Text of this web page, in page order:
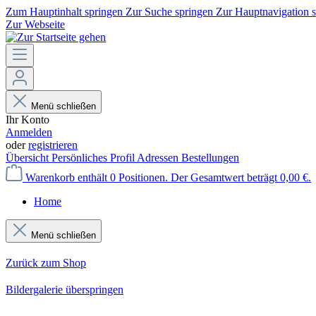
Zum Hauptinhalt springen Zur Suche springen Zur Hauptnavigation
Zur Webseite
Menü schließen
Ihr Konto
Anmelden
oderregistrieren
Übersicht Persönliches Profil Adressen Bestellungen
Warenkorb enthält 0 Positionen. Der Gesamtwert beträgt 0,00 €.
Home
Menü schließen
Zurück zum Shop
Bildergalerie überspringen